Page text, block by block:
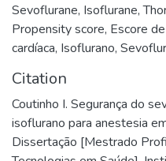
Sevoflurane, Isoflurane,
Propensity score, Escore
cardíaca, Isoflurano,
Citation
Coutinho I. Segurança do
isoflurano para anestesia
Dissertação [Mestrado